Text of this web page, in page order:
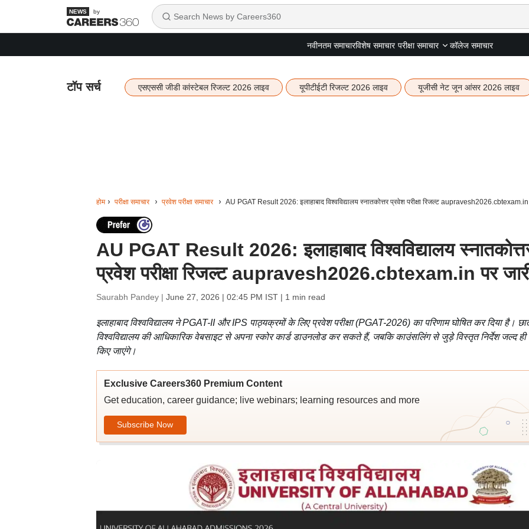
by
नवीनतम समाचारविशेष समाचार परीक्षा समाचार कॉलेज समाचार
टॉप सर्च एसएससी जीडी कांस्टेबल रिजल्ट 2026 लाइव यूपीटीईटी रिजल्ट 2026 लाइव यूजीसी नेट जून आंसर 2026 लाइव
होम परीक्षा समाचार प्रवेश परीक्षा समाचार AU PGAT Result 2026: इलाहाबाद विश्वविद्यालय स्नातकोत्तर प्रवेश परीक्षा रिजल्ट aupravesh2026.cbtexam.in
AU PGAT Result 2026: इलाहाबाद विश्वविद्यालय
प्रवेश परीक्षा रिजल्ट aupravesh2026.cbtexam.in पर
Saurabh Pandey | June 27, 2026 | 02:45 PM IST| 1 min read
इलाहाबाद विश्वविद्यालय ने PGAT-II और IPS पाठ्यक्रमों के लिए प्रवेश परीक्षा (PGAT-2026) का परिणाम घोषित कर दिया है।
विश्वविद्यालय की आधिकारिक वेबसाइट से अपना स्कोर कार्ड डाउनलोड कर सकते हैं, जबकि काउंसलिंग से जुड़े विस्तृत निर्देश जल्द ही
किए जाएंगे।
Exclusive Careers360 Premium Content
Get education, career guidance; live webinars; learning resources and more
Subscribe Now